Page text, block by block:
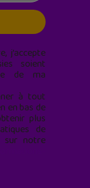
j’accepte
soient
de ma
à tout
en bas de
plus
de
sur notre